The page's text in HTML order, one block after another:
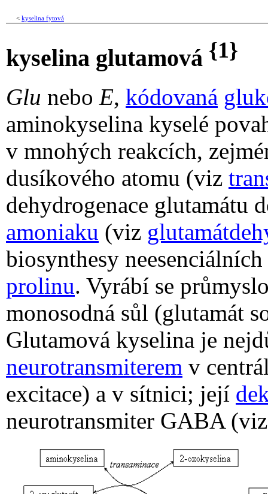
< kyselina fytová
kyselina glutamová {1}
Glu nebo E, kódovaná
aminokyselina kyselé
v mnohých reakcích,
dusíkového atomu (viz
dehydrogenace glutamátu
amoniaku (viz
biosynthesy
prolinu. Vyrábí se
monosodná sůl (glutamát
Glutamová kyselina je
neurotransmiterem v
excitace) a v sítnici; její
neurotransmiter GABA